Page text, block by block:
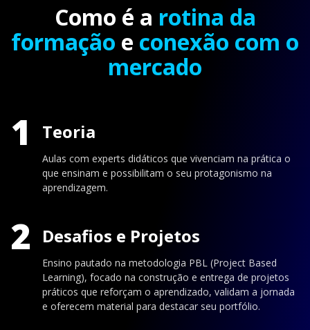
Como é a rotina da
formação e conexão com o
mercado
1 Teoria
Aulas com experts didáticos que vivenciam na prática o
que ensinam e possibilitam o seu protagonismo na
aprendizagem.
2 Desafios e Projetos
Ensino pautado na metodologia PBL (Project Based
Learning), focado na construção e entrega de projetos
práticos que reforçam o aprendizado, validam a jornada
e oferecem material para destacar seu portfólio.